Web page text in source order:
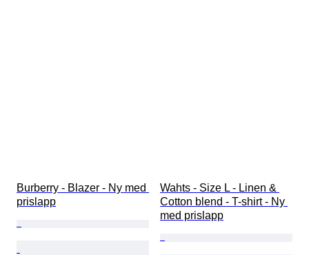
Burberry - Blazer - Ny med
prislapp
Wahts - Size L - Linen &
Cotton blend - T-shirt - Ny
med prislapp